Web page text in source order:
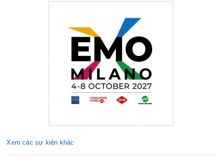
Xem các sự kiện khác